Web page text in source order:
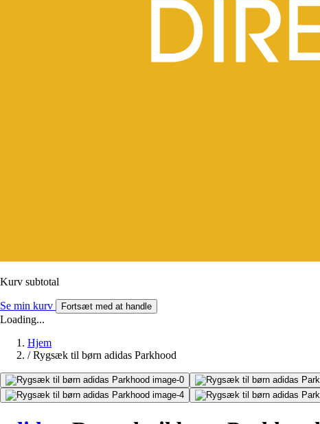
Kurv subtotal
Se min kurv Fortsæt med at handle
Loading...
Hjem
/ Rygsæk til børn adidas Parkhood